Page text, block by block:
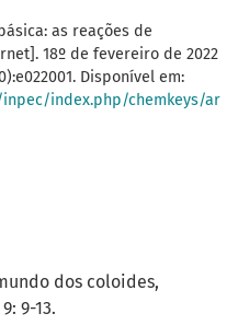
as reações de
18º de fevereiro de 2022
Disponível em:
index.php/chemkeys/ar
dos coloides,
9-13.